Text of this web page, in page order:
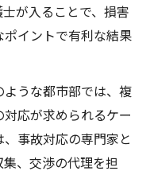
が入ることで、損害
イントで有利な結果
うな都市部では、複
応が求められるケー
事故対応の専門家と
、交渉の代理を担